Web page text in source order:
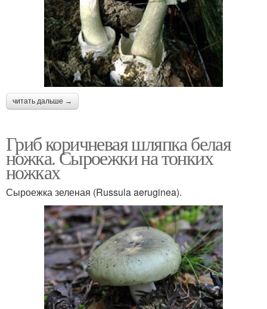
читать дальше →
Гриб коричневая шляпка белая
ножка. Сыроежки на тонких
ножках
Сыроежка зеленая (Russula aeruginea).